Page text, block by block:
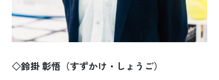
◇鈴掛 彰悟（すずかけ・しょうご）